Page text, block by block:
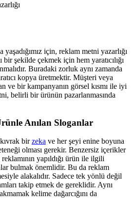
yaşadığımız için, reklam metni yazarlığı
bir şekilde çekmek için hem yaratıcılığı
Buradaki zorluk aynı zamanda
kopya üretmektir. Müşteri veya
ve bir kampanyanın görsel kısmı ile iyi
belirli bir ürünün pazarlanmasında
Anılan Sloganlar
birzeka ve her şeyi enine boyuna
olması gerekir. Benzersiz içerikler
yapıldığı ürün ile ilgili
bulmak önemlidir. Bu da reklam
alakalıdır. Sadece tek yönlü değil
takip etmek de gereklidir. Aynı
kelime dağarcığını da